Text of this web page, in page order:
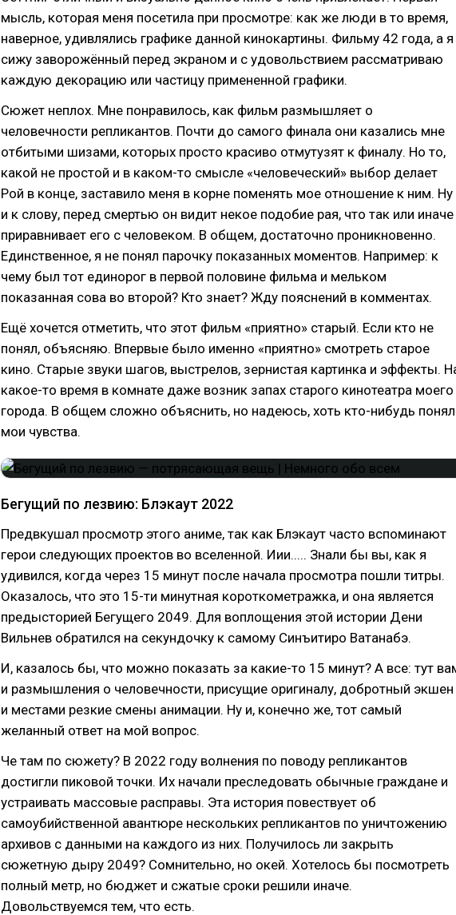
мысль, которая меня посетила при просмотре: как же люди в то время,
наверное, удивлялись графике данной кинокартины. Фильму 42 года, а я
сижу заворожённый перед экраном и с удовольствием рассматриваю
каждую декорацию или частицу примененной графики.
Сюжет неплох. Мне понравилось, как фильм размышляет о
человечности репликантов. Почти до самого финала они казались мне
отбитыми шизами, которых просто красиво отмутузят к финалу. Но то,
какой не простой и в каком-то смысле «человеческий» выбор делает
Рой в конце, заставило меня в корне поменять мое отношение к ним. Ну
и к слову, перед смертью он видит некое подобие рая, что так или иначе
приравнивает его с человеком. В общем, достаточно проникновенно.
Единственное, я не понял парочку показанных моментов. Например: к
чему был тот единорог в первой половине фильма и мельком
показанная сова во второй? Кто знает? Жду пояснений в комментах.
Ещё хочется отметить, что этот фильм «приятно» старый. Если кто не
понял, объясняю. Впервые было именно «приятно» смотреть старое
кино. Старые звуки шагов, выстрелов, зернистая картинка и эффекты.
какое-то время в комнате даже возник запах старого кинотеатра моего
города. В общем сложно объяснить, но надеюсь, хоть кто-нибудь понял
мои чувства.
Бегущий по лезвию: Блэкаут 2022
Предвкушал просмотр этого аниме, так как Блэкаут часто вспоминают
герои следующих проектов во вселенной. Иии..... Знали бы вы, как я
удивился, когда через 15 минут после начала просмотра пошли титры.
Оказалось, что это 15-ти минутная короткометражка, и она является
предысторией Бегущего 2049. Для воплощения этой истории Дени
Вильнев обратился на секундочку к самому Синъитиро Ватанабэ.
И, казалось бы, что можно показать за какие-то 15 минут? А все: тут
и размышления о человечности, присущие оригиналу, добротный экшен
и местами резкие смены анимации. Ну и, конечно же, тот самый
желанный ответ на мой вопрос.
Че там по сюжету? В 2022 году волнения по поводу репликантов
достигли пиковой точки. Их начали преследовать обычные граждане и
устраивать массовые расправы. Эта история повествует об
самоубийственной авантюре нескольких репликантов по уничтожению
архивов с данными на каждого из них. Получилось ли закрыть
сюжетную дыру 2049? Сомнительно, но окей. Хотелось бы посмотреть
полный метр, но бюджет и сжатые сроки решили иначе.
Довольствуемся тем, что есть.